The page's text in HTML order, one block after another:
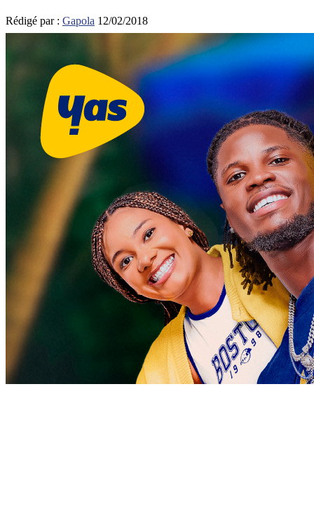
Rédigé par : Gapola 12/02/2018